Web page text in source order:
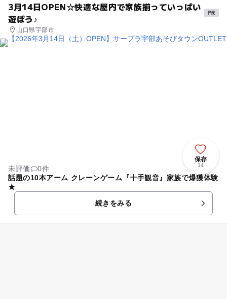
3月14日OPEN☆快適な屋内で家族揃っていっぱい
遊ぼう♪
山口県宇部市
保存
34
未評価
0件
話題の10本アーム クレーンゲーム『十手観音』家族で爆獲体験
★
続きをみる